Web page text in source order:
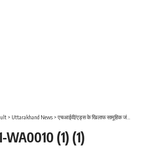
> Uttarakhand News > एचआईवी/एड्स के खिलाफ सामूहिक जंग, युवा शक्ति से लेकर जनभागीदारी तक मजबूत अभियान
WA0010 (1) (1)